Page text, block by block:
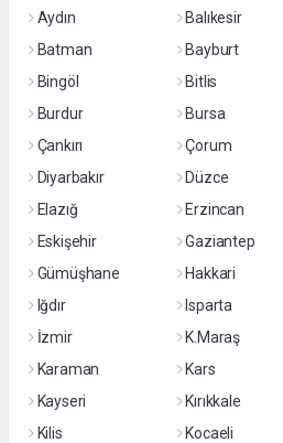
Aydın
Balıkesir
Batman
Bayburt
Bingöl
Bitlis
Burdur
Bursa
Çankırı
Çorum
Diyarbakır
Düzce
Elazığ
Erzincan
Eskişehir
Gaziantep
Gümüşhane
Hakkari
Iğdır
Isparta
İzmir
K.Maraş
Karaman
Kars
Kayseri
Kırıkkale
Kilis
Kocaeli